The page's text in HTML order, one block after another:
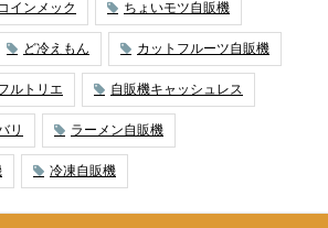
コインメック ちょいモツ自販機
ど冷えもん カットフルーツ自販機
ルトリエ 自販機キャッシュレス
リ ラーメン自販機
冷凍自販機